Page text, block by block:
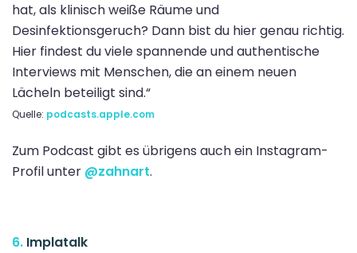
hat, als klinisch weiße Räume und
Desinfektionsgeruch? Dann bist du hier genau richtig.
Hier findest du viele spannende und authentische
Interviews mit Menschen, die an einem neuen
Lächeln beteiligt sind.“
Quelle: podcasts.apple.com
Zum Podcast gibt es übrigens auch ein Instagram-
Profil unter @zahnart.
6. Implatalk